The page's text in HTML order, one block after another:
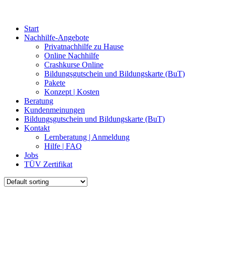
Start
Nachhilfe-Angebote
Privatnachhilfe zu Hause
Online Nachhilfe
Crashkurse Online
Bildungsgutschein und Bildungskarte (BuT)
Pakete
Konzept | Kosten
Beratung
Kundenmeinungen
Bildungsgutschein und Bildungskarte (BuT)
Kontakt
Lernberatung | Anmeldung
Hilfe | FAQ
Jobs
TÜV Zertifikat